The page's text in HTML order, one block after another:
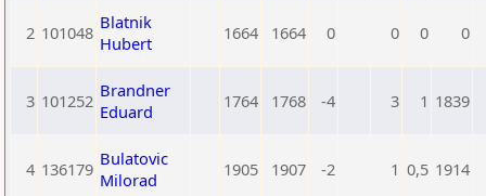
2 101048 Blatnik
Hubert
1664 1664 0 0 0 0
3 101252 Brandner
Eduard
1764 1768 -4 3 1 1839
4 136179 Bulatovic
Milorad
1905 1907 -2 1 0,5 1914